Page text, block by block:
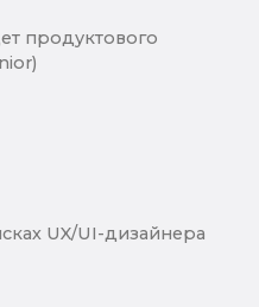
продуктового
UX/UI-дизайнера